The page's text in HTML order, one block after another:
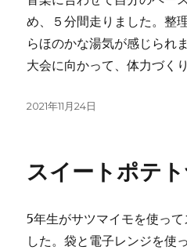
め、５分間走りました。整
らほのかな湯気が感じられ
大会に向かって、体力づく
投
2021年11月24日
スイートポテ
5年生がサツマイモを使っ
した。袋と電子レンジを使